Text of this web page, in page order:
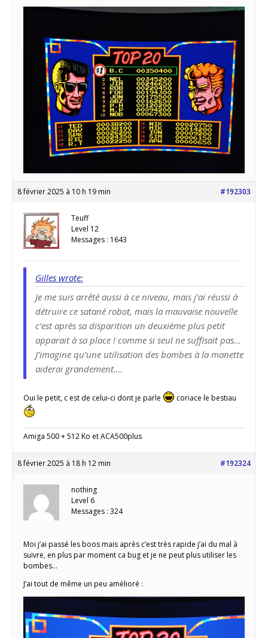
8 février 2025 à 10 h 19 min #192303
Teuff
Level 12
Messages : 1643
Gilles wrote:
Je me suis arrêté aussi à ce niveau, mais j’ai réussi à
détruire ce satané robot, mais la mauvaise nouvelle
c’est après sa disparition un deuxième plus petit
apparait à sa place ! comme si seul ne suffisait pas…
J’imagine qu’une utilisation des bombes à la manette
aiderai grandement….
Oui le petit, c est de celui-ci dont je parle coriace le bestiau
Amiga 500 + 512 Ko et ACA500plus
8 février 2025 à 18 h 12 min #192324
nothing
Level 6
Messages : 324
Moi j’ai passé les boos mais après c’est très rapide j’ai du mal à
suivre, en plus par moment ca bug et je ne peut plus utiliser les
bombes…
J’ai tout de même un peu amélioré :